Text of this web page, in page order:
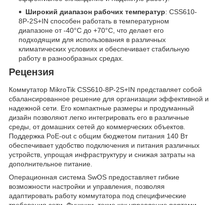
Широкий диапазон рабочих температур: CSS610-
8P-2S+IN способен работать в температурном
диапазоне от -40°C до +70°C, что делает его
подходящим для использования в различных
климатических условиях и обеспечивает стабильную
работу в разнообразных средах.
Рецензия
Коммутатор MikroTik CSS610-8P-2S+IN представляет собой
сбалансированное решение для организации эффективной и
надежной сети. Его компактные размеры и продуманный
дизайн позволяют легко интегрировать его в различные
среды, от домашних сетей до коммерческих объектов.
Поддержка PoE-out с общим бюджетом питания 140 Вт
обеспечивает удобство подключения и питания различных
устройств, упрощая инфраструктуру и снижая затраты на
дополнительное питание.
Операционная система SwOS предоставляет гибкие
возможности настройки и управления, позволяя
адаптировать работу коммутатора под специфические